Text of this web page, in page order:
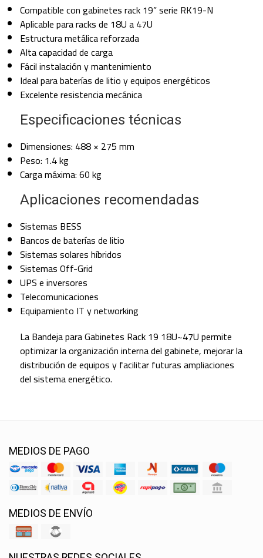
Compatible con gabinetes rack 19” serie RK19-N
Aplicable para racks de 18U a 47U
Estructura metálica reforzada
Alta capacidad de carga
Fácil instalación y mantenimiento
Ideal para baterías de litio y equipos energéticos
Excelente resistencia mecánica
Especificaciones técnicas
Dimensiones: 488 × 275 mm
Peso: 1.4 kg
Carga máxima: 60 kg
Aplicaciones recomendadas
Sistemas BESS
Bancos de baterías de litio
Sistemas solares híbridos
Sistemas Off-Grid
UPS e inversores
Telecomunicaciones
Equipamiento IT y networking
La Bandeja para Gabinetes Rack 19 18U~47U permite
optimizar la organización interna del gabinete, mejorar la
distribución de equipos y facilitar futuras ampliaciones
del sistema energético.
MEDIOS DE PAGO
MEDIOS DE ENVÍO